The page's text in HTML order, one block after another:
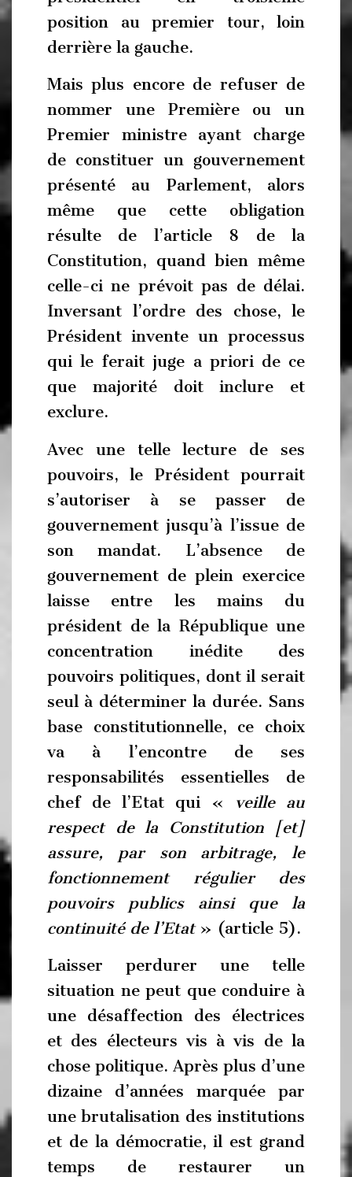
position au premier tour, loin
derrière la gauche.
Mais plus encore de refuser de
nommer une Première ou un
Premier ministre ayant charge
de constituer un gouvernement
présenté au Parlement, alors
même que cette obligation
résulte de l’article 8 de la
Constitution, quand bien même
celle-ci ne prévoit pas de délai.
Inversant l’ordre des chose, le
Président invente un processus
qui le ferait juge a priori de ce
que majorité doit inclure et
exclure.
Avec une telle lecture de ses
pouvoirs, le Président pourrait
s’autoriser à se passer de
gouvernement jusqu’à l’issue de
son mandat. L’absence de
gouvernement de plein exercice
laisse entre les mains du
président de la République une
concentration inédite des
pouvoirs politiques, dont il serait
seul à déterminer la durée. Sans
base constitutionnelle, ce choix
va à l’encontre de ses
responsabilités essentielles de
chef de l’Etat qui « veille au
respect de la Constitution [et]
assure, par son arbitrage, le
fonctionnement régulier des
pouvoirs publics ainsi que la
continuité de l’Etat» (article 5).
Laisser perdurer une telle
situation ne peut que conduire à
une désaffection des électrices
et des électeurs vis à vis de la
chose politique. Après plus d’une
dizaine d’années marquée par
une brutalisation des institutions
et de la démocratie, il est grand
temps de restaurer un